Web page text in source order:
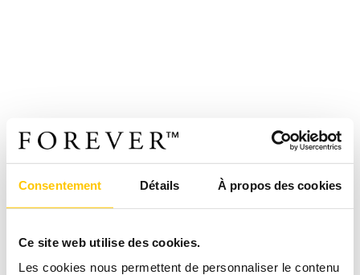
Consentement Détails À propos des cookies
Ce site web utilise des cookies.
Les cookies nous permettent de personnaliser le contenu